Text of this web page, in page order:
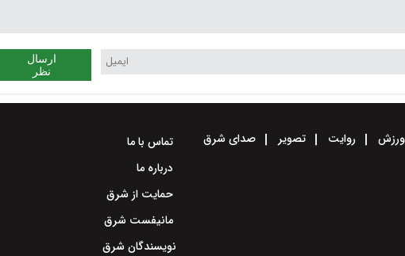
ارسال
نظر
ورزش روایت تصویر صدای شرق
تماس با ما
درباره ما
حمایت از شرق
مانیفست شرق
نویسندگان شرق